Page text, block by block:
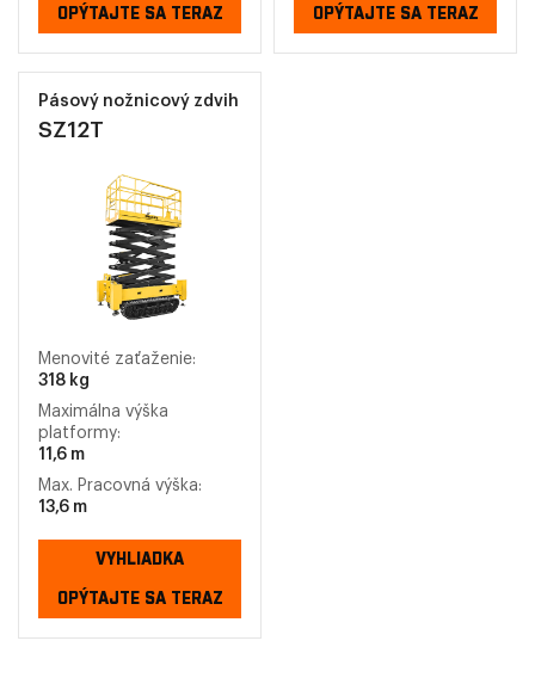
OPÝTAJTE SA TERAZ
OPÝTAJTE SA TERAZ
Pásový nožnicový zdvih
SZ12T
Menovité zaťaženie:
318 kg
Maximálna výška
platformy:
11,6 m
Max. Pracovná výška:
13,6 m
VYHLIADKA
OPÝTAJTE SA TERAZ